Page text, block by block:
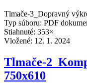
Tlmače-3_Dopravný
Typ súboru: PDF
Stiahnuté: 353×
Vložené: 12. 1. 2024
Tlmače-
750x610